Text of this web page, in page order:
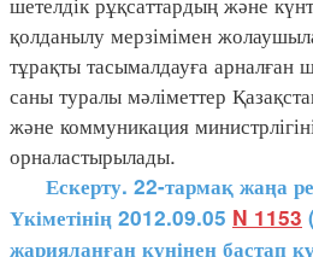
қолданылу мерзімімен
тұрақты тасымалдауға арналған
саны туралы мәліметтер
және коммуникация
орналастырылады.
Ескерту. 22-тармақ жаңа
Үкіметінің 2012.09.05 N 1153
жарияланған күнінен бастап